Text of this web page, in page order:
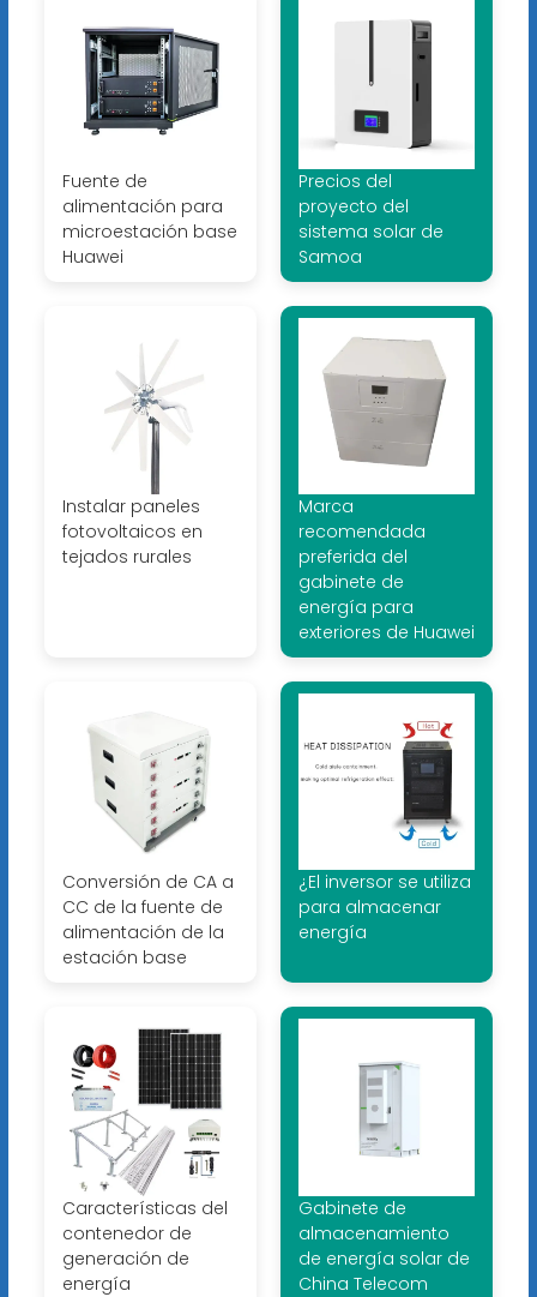
Fuente de
alimentación para
microestación base
Huawei
Precios del
proyecto del
sistema solar de
Samoa
Instalar paneles
fotovoltaicos en
tejados rurales
Marca
recomendada
preferida del
gabinete de
energía para
exteriores de Huawei
Conversión de CA a
CC de la fuente de
alimentación de la
estación base
¿El inversor se utiliza
para almacenar
energía
Características del
contenedor de
generación de
energía
Gabinete de
almacenamiento
de energía solar de
China Telecom